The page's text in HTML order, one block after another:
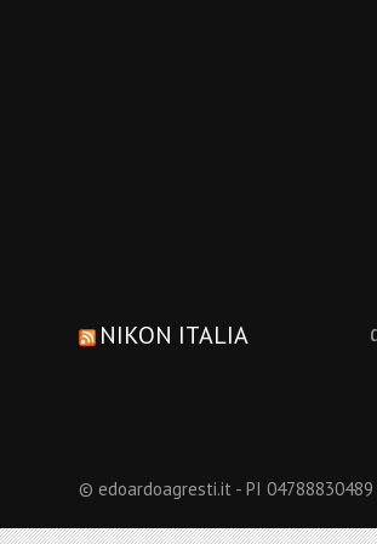
NIKON ITALIA
© edoardoagresti.it - PI